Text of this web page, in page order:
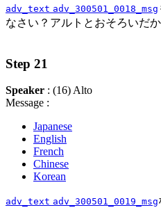
adv_text adv_300501_0018_msg
なさい？アルトとおそろいだ
Step 21
Speaker : (16) Alto
Message :
Japanese
English
French
Chinese
Korean
adv_text adv_300501_0019_msg